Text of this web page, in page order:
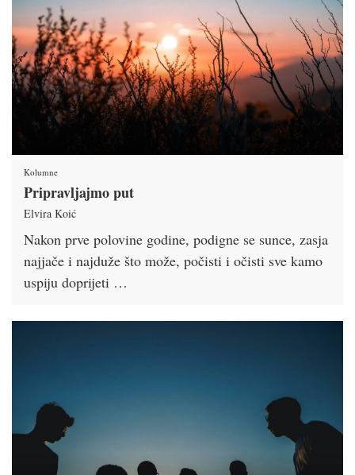
Kolumne
Pripravljajmo put
Elvira Koić
Nakon prve polovine godine, podigne se sunce, zasja
najjače i najduže što može, počisti i očisti sve kamo
uspiju doprijeti …